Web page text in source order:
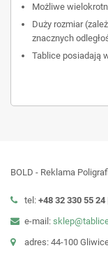
Możliwe
Duży rozmiar
znacznych
Tablice posiadają
BOLD - Reklama
tel: +48 32 330 55 24
e-mail:
adres: 44-100